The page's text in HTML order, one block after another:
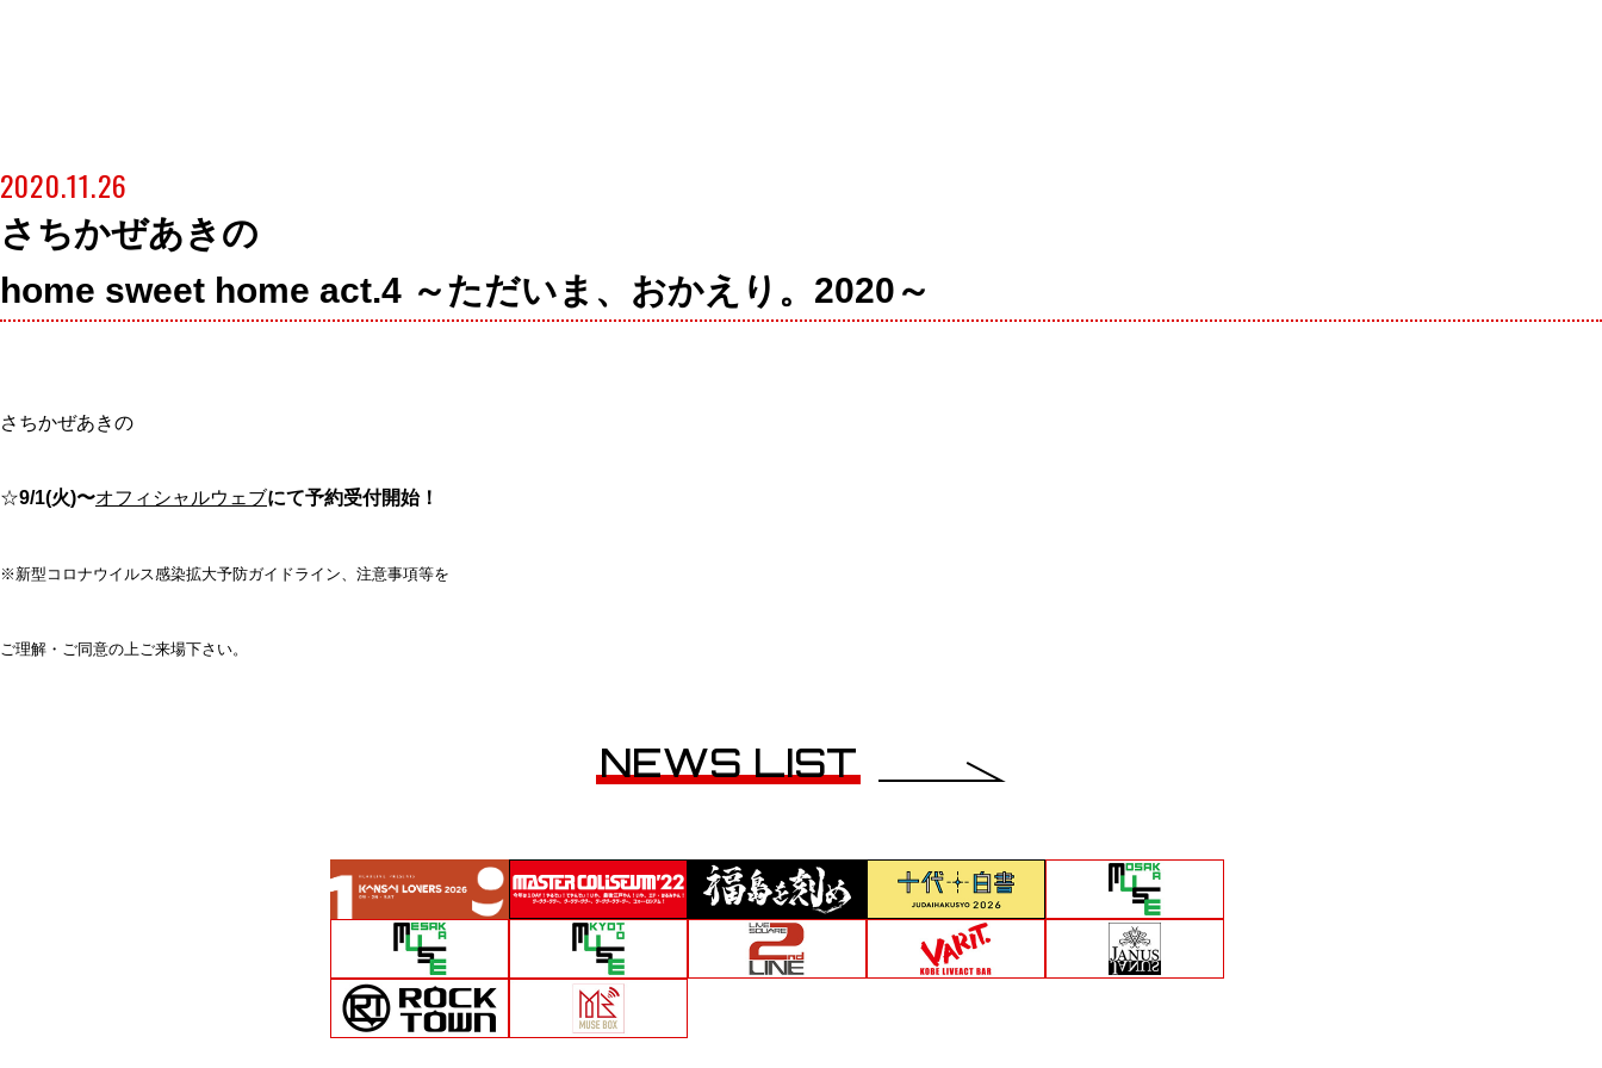
2020.11.26
さちかぜあきの
home sweet home act.4 ～ただいま、おかえり。2020～
さちかぜあきの
☆9/1(火)〜オフィシャルウェブにて予約受付開始！
※新型コロナウイルス感染拡大予防ガイドライン、注意事項等を
ご理解・ご同意の上ご来場下さい。
NEWS LIST